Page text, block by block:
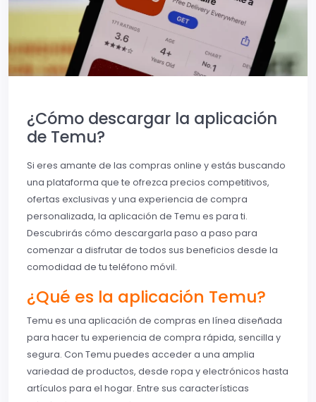
¿Cómo descargar la aplicación
de Temu?
Si eres amante de las compras online y estás buscando
una plataforma que te ofrezca precios competitivos,
ofertas exclusivas y una experiencia de compra
personalizada, la aplicación de Temu es para ti.
Descubrirás cómo descargarla paso a paso para
comenzar a disfrutar de todos sus beneficios desde la
comodidad de tu teléfono móvil.
¿Qué es la aplicación Temu?
Temu es una aplicación de compras en línea diseñada
para hacer tu experiencia de compra rápida, sencilla y
segura. Con Temu puedes acceder a una amplia
variedad de productos, desde ropa y electrónicos hasta
artículos para el hogar. Entre sus características